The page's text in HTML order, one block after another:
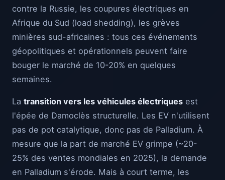
contre la Russie, les coupures électriques en
Afrique du Sud (load shedding), les grèves
minières sud-africaines : tous ces événements
géopolitiques et opérationnels peuvent faire
bouger le marché de 10-20% en quelques
semaines.
La transition vers les véhicules électriques est
l'épée de Damoclès structurelle. Les EV n'utilisent
pas de pot catalytique, donc pas de Palladium. À
mesure que la part de marché EV grimpe (~20-
25% des ventes mondiales en 2025), la demande
en Palladium s'érode. Mais à court terme, les